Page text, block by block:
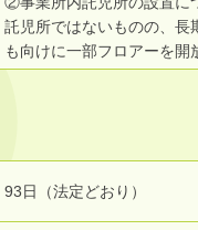
託児所ではないものの、長
も向けに一部フロアーを開
93日（法定どおり）